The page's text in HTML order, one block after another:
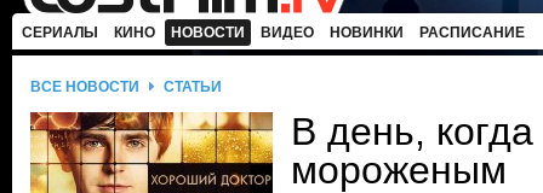
СЕРИАЛЫ КИНО НОВОСТИ ВИДЕО НОВИНКИ РАСПИСАНИЕ
ВСЕ НОВОСТИ СТАТЬИ
В день,
мороженым